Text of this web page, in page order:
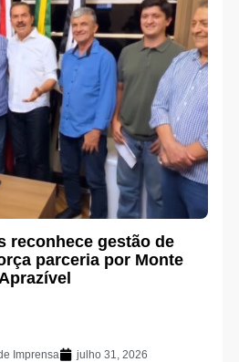
reconhece gestão de
parceria por Monte
Aprazível
Imprensa julho 31, 2026